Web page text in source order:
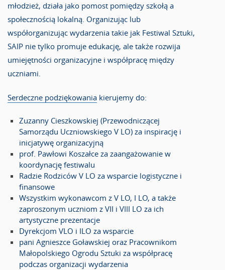
młodzież, działa jako pomost pomiędzy szkołą a
społecznością lokalną. Organizując lub
współorganizując wydarzenia takie jak Festiwal Sztuki,
SAIP nie tylko promuje edukację, ale także rozwija
umiejętności organizacyjne i współpracę między
uczniami.
Serdeczne podziękowania kierujemy do:
Zuzanny Cieszkowskiej (Przewodniczącej
Samorządu Uczniowskiego V LO) za inspirację i
inicjatywę organizacyjną
prof. Pawłowi Koszałce za zaangażowanie w
koordynację festiwalu
Radzie Rodziców V LO za wsparcie logistyczne i
finansowe
Wszystkim wykonawcom z V LO, I LO, a także
zaproszonym uczniom z VII i VIII LO za ich
artystyczne prezentacje
Dyrekcjom VLO i ILO za wsparcie
pani Agnieszce Goławskiej oraz Pracownikom
Małopolskiego Ogrodu Sztuki za współpracę
podczas organizacji wydarzenia